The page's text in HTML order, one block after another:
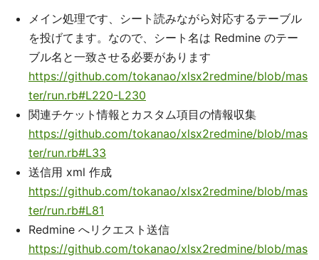
メイン処理です、シート読みながら対応するテーブル
を投げてます。なので、シート名は Redmine のテー
ブル名と一致させる必要があります
https://github.com/tokanao/xlsx2redmine/blob/mas
ter/run.rb#L220-L230
関連チケット情報とカスタム項目の情報収集
https://github.com/tokanao/xlsx2redmine/blob/mas
ter/run.rb#L33
送信用 xml 作成
https://github.com/tokanao/xlsx2redmine/blob/mas
ter/run.rb#L81
Redmine へリクエスト送信
https://github.com/tokanao/xlsx2redmine/blob/mas